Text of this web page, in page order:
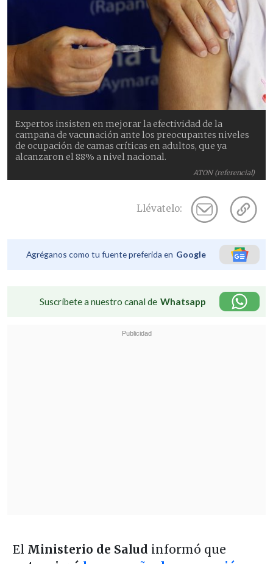
ATON (referencial)
Expertos insisten en mejorar la efectividad de la
campaña de vacunación ante los preocupantes niveles
de ocupación de camas críticas en adultos, que ya
alcanzaron el 88% a nivel nacional.
Llévatelo:
Agréganos como tu fuente preferida en Google
Suscríbete a nuestro canal de Whatsapp
El Ministerio de Salud informó que